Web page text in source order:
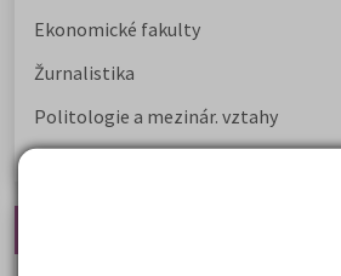
Ekonomické fakulty
Žurnalistika
Politologie a mezinár. vztahy